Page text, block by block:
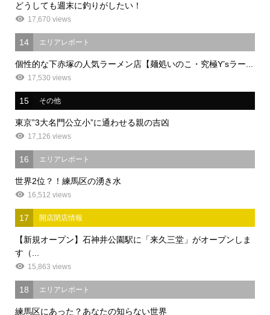
どうしても週末に釣りがしたい！
17,670 views
14 エリアレポート
個性的な下赤塚の人気ラーメン店【麺処いのこ・究極Y’sラー...
17,530 views
15 その他
東京”3大名門公立小”に通わせる親の吉凶
17,126 views
16 エリアレポート
世界2位？！練馬区の湧き水
16,512 views
17 開店閉店情報
【新規オープン】石神井公園駅に「来久三堂」がオープンしま
す（...
15,863 views
18 エリアレポート
練馬区にあった？あなたの知らない世界